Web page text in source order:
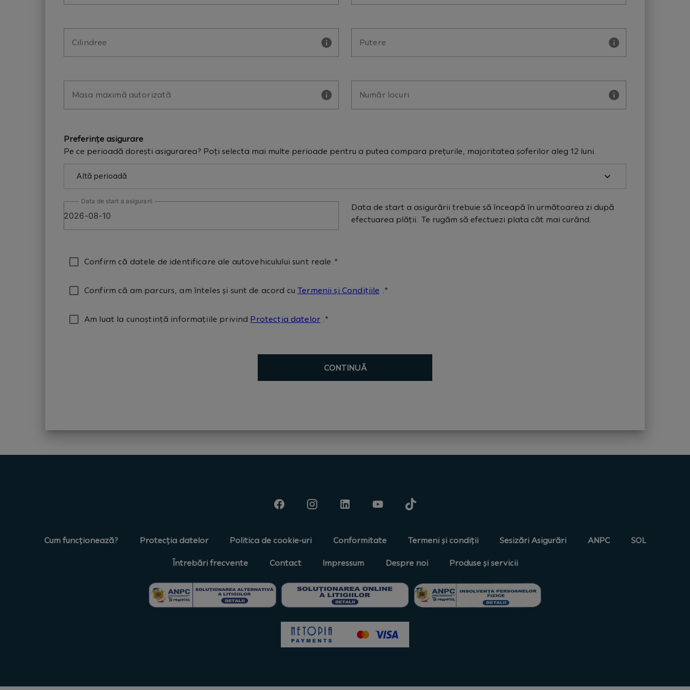
Cilindree Putere
Masa maximă autorizată Număr locuri
Preferințe asigurare
Pe ce perioadă dorești asigurarea? Poți selecta mai multe perioade pentru a putea compara prețurile, majoritatea șoferilor aleg 12 luni.
Altă perioadă
Data de start a asigurarii
Data de start a asigurării trebuie să înceapă în următoarea zi după
efectuarea plății. Te rugăm să efectuezi plata cât mai curând.
Confirm că datele de identificare ale autovehiculului sunt reale.*
Confirm că am parcurs, am înteles și sunt de acord cu Termenii și Condițiile .*
Am luat la cunoștință informațiile privind Protecția datelor .*
CONTINUĂ
Cum funcționează? Protecția datelor Politica de cookie-uri Conformitate Termeni și condiții Sesizări Asigurări ANPC SOL
Întrebări frecvente Contact Impressum Despre noi Produse și servicii